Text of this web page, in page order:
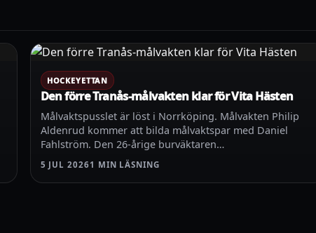
HOCKEYETTAN
Den förre Tranås-målvakten klar för Vita Hästen
Målvaktspusslet är löst i Norrköping. Målvakten Philip
Aldenrud kommer att bilda målvaktspar med Daniel
Fahlström. Den 26-årige burväktaren…
5 JUL 2026 1 MIN LÄSNING